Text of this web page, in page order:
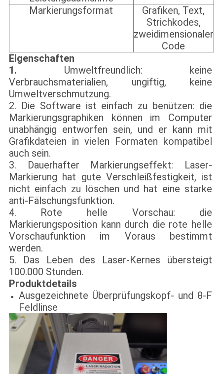
Markierungsformat
Grafiken, Text,
Strichkodes,
zweidimensionaler
Code
Eigenschaften
1. Umweltfreundlich: keine
Verbrauchsmaterialien, ungiftig, keine
Umweltverschmutzung.
2. Die Software ist einfach zu benützen: die
Markierungsgraphiken können im Computer
unabhängig entworfen sein, und er kann mit
Grafikdateien in vielen Formaten kompatibel
auch sein.
3. Dauerhafter Markierungseffekt: Laser-
Markierung hat gute Verschleißfestigkeit, ist
nicht einfach zu löschen und hat eine starke
anti-Fälschungsfunktion.
4. Rote helle Vorschau: die
Markierungsposition kann durch die rote helle
Vorschaufunktion im Voraus bestimmt
werden.
5. Das Leben des Laser-Kernes übersteigt
100.000 Stunden.
Produktdetails
Ausgezeichnete Überprüfungskopf- und θ-F
Feldlinse